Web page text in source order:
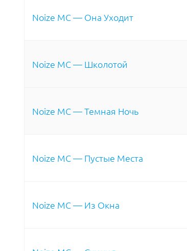
Noize MC — Она Уходит
Noize MC — Пустые Места
Noize MC — Школотой
Noize MC — Темная Ночь
Noize MC — Из Окна